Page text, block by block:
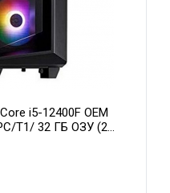
i5-12400F OEM
T1/ 32 ГБ ОЗУ (2
SUPER 6GB GDDR6